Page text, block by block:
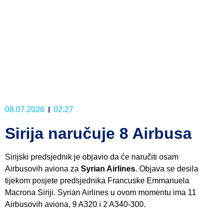
08.07.2026 02:27
Sirija naručuje 8 Airbusa
Sirijski predsjednik je objavio da će naručiti osam
Airbusovih aviona za Syrian Airlines. Objava se desila
tijekom posjete predsjednika Francuske Emmanuela
Macrona Siriji. Syrian Airlines u ovom momentu ima 11
Airbusovih aviona, 9 A320 i 2 A340-300.